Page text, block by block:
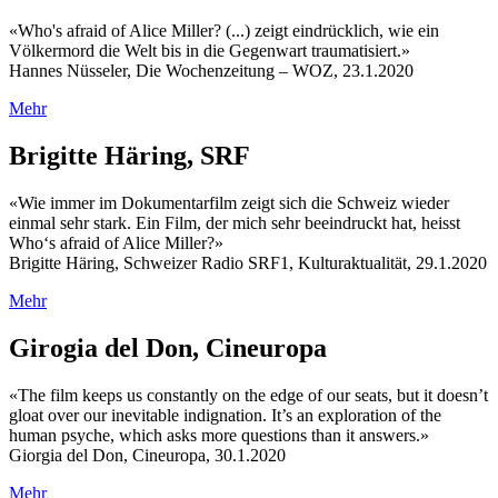
«Who's afraid of Alice Miller? (...) zeigt eindrücklich, wie ein
Völkermord die Welt bis in die Gegenwart traumatisiert.»
Hannes Nüsseler, Die Wochenzeitung – WOZ, 23.1.2020
Mehr
Brigitte Häring, SRF
«Wie immer im Dokumentarfilm zeigt sich die Schweiz wieder
einmal sehr stark. Ein Film, der mich sehr beeindruckt hat, heisst
Who‘s afraid of Alice Miller?»
Brigitte Häring, Schweizer Radio SRF1, Kulturaktualität, 29.1.2020
Mehr
Girogia del Don, Cineuropa
«The film keeps us constantly on the edge of our seats, but it doesn’t
gloat over our inevitable indignation. It’s an exploration of the
human psyche, which asks more questions than it answers.»
Giorgia del Don, Cineuropa, 30.1.2020
Mehr